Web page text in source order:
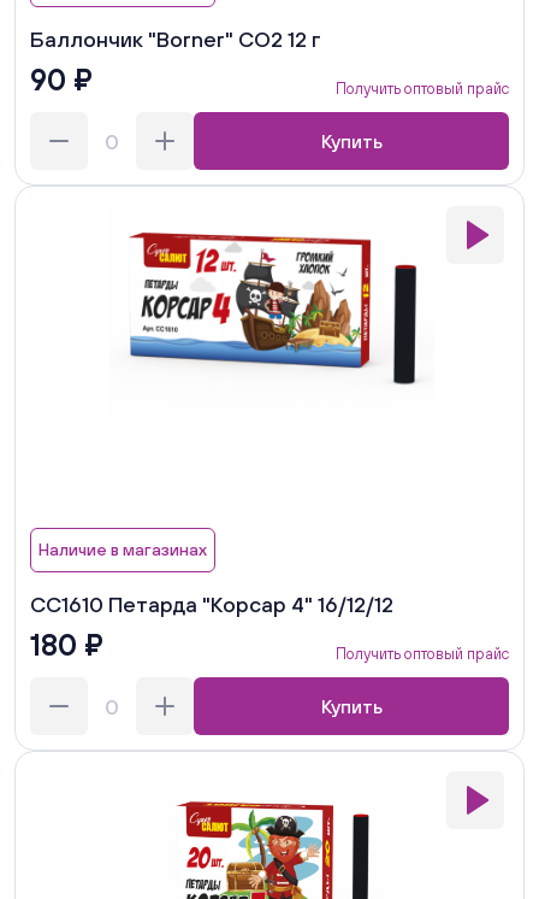
Баллончик "Borner" СО2 12 г
90 ₽ Получить оптовый прайс
Купить
Наличие в магазинах
СС1610 Петарда "Корсар 4" 16/12/12
180 ₽ Получить оптовый прайс
Купить